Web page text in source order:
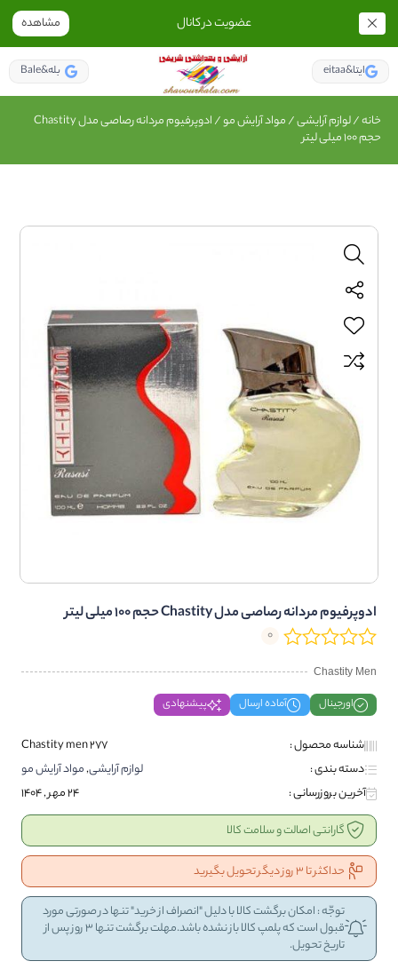
عضویت در کانال مشاهده
eitaa&ایتا Bale&بله
خانه/لوازم آرایشی/مواد آرایش مو
/ ادوپرفیوم مردانه رصاصی مدل Chastity
حجم 100 میلی لیتر
ادوپرفیوم مردانه رصاصی مدل Chastity حجم 100 میلی لیتر
0
Chastity Men
اورجینال آماده ارسال پیشنهادی
شناسه محصول :
Chastity men 277
دسته بندی :
لوازم آرایشی,مواد آرایش مو
آخرین بروزرسانی :
24 مهر , 1404
گارانتی اصالت و سلامت کالا
حداکثر تا 3 روز دیگر تحویل بگیرید
توجّه : امکان برگشت کالا با دلیل "انصراف از خرید" تنها در صورتی مورد
قبول است که پلمپ کالا باز نشده باشد.مهلت برگشت تنها 3 روز پس از
تاریخ تحویل.